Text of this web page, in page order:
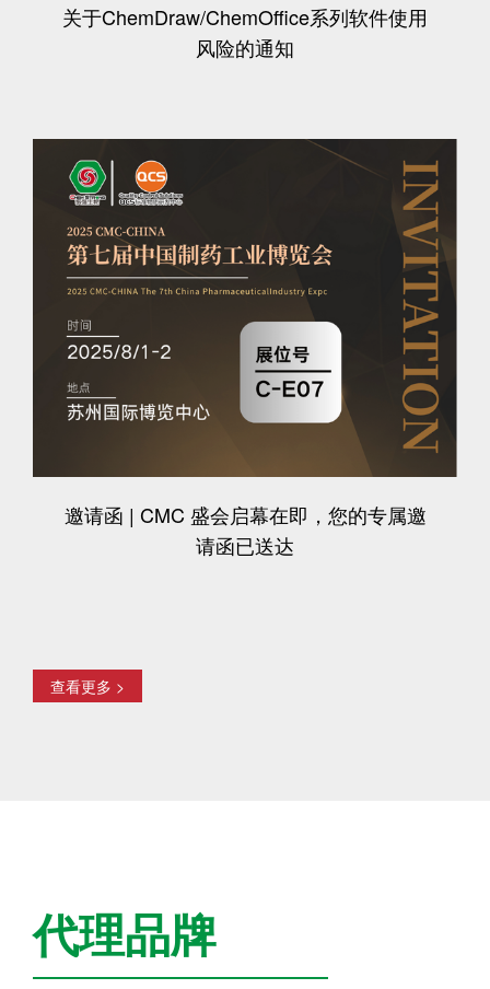
关于ChemDraw/ChemOffice系列软件使用
风险的通知
邀请函 | CMC 盛会启幕在即，您的专属邀
请函已送达
查看更多 >
代理品牌